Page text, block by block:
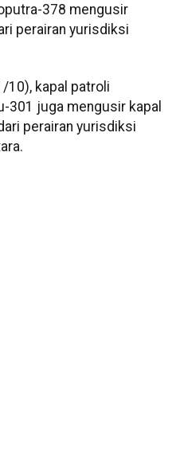
378 mengusir
perairan yurisdiksi
10), kapal patroli
301 juga mengusir kapal
perairan yurisdiksi